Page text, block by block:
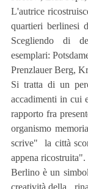
L'autrice
quartieri berlinesi
Scegliendo di
esemplari:
Prenzlauer Berg,
Si tratta di un
accadimenti in cui
rapporto fra
organismo
scrive"  la città
appena ricostruita".
Berlino è un
creatività,della